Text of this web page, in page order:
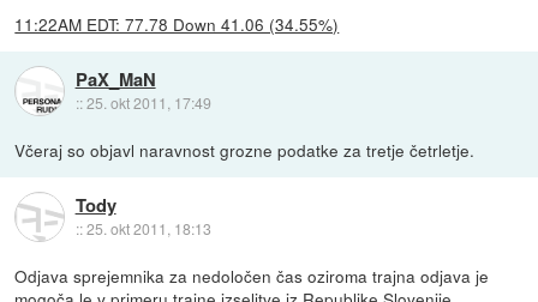
11:22AM EDT: 77.78 Down 41.06 (34.55%)
PaX_MaN
::25. okt 2011, 17:49
Včeraj so objavl naravnost grozne podatke za tretje četrletje.
Tody
::25. okt 2011, 18:13
Odjava sprejemnika za nedoločen čas oziroma trajna odjava je